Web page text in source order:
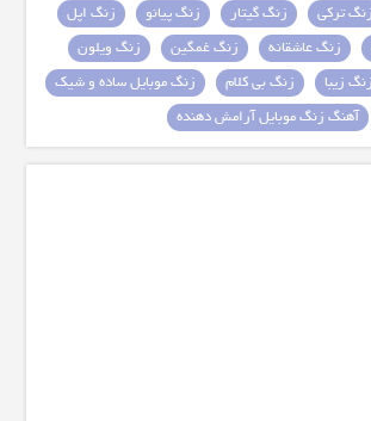
زنگ ترکی زنگ گیتار زنگ پیانو
زنگ اپل
زنگ عاشقانه زنگ غمگین
زنگ ویلون
زنگ زیبا زنگ بی کلام
زنگ موبایل ساده و شیک
آهنگ زنگ موبایل آرامش دهنده